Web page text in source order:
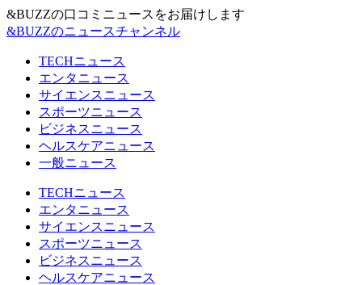
&BUZZの口コミニュースをお届けします
&BUZZのニュースチャンネル
TECHニュース
エンタニュース
サイエンスニュース
スポーツニュース
ビジネスニュース
ヘルスケアニュース
一般ニュース
TECHニュース
エンタニュース
サイエンスニュース
スポーツニュース
ビジネスニュース
ヘルスケアニュース